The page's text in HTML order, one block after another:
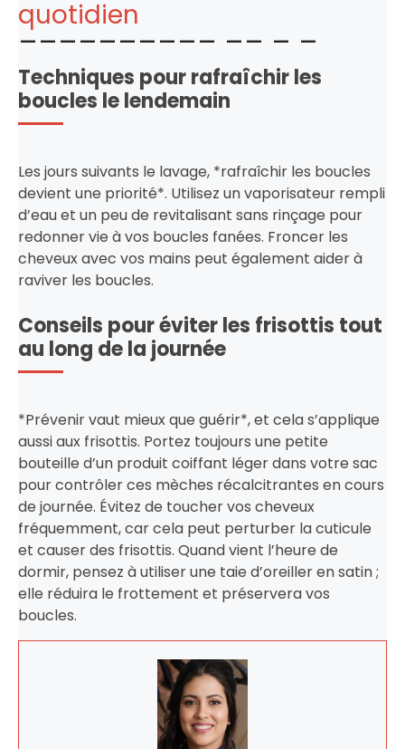
quotidien
Techniques pour rafraîchir les
boucles le lendemain
Les jours suivants le lavage, *rafraîchir les boucles
devient une priorité*. Utilisez un vaporisateur rempli
d’eau et un peu de revitalisant sans rinçage pour
redonner vie à vos boucles fanées. Froncer les
cheveux avec vos mains peut également aider à
raviver les boucles.
Conseils pour éviter les frisottis tout
au long de la journée
*Prévenir vaut mieux que guérir*, et cela s’applique
aussi aux frisottis. Portez toujours une petite
bouteille d’un produit coiffant léger dans votre sac
pour contrôler ces mèches récalcitrantes en cours
de journée. Évitez de toucher vos cheveux
fréquemment, car cela peut perturber la cuticule
et causer des frisottis. Quand vient l’heure de
dormir, pensez à utiliser une taie d’oreiller en satin ;
elle réduira le frottement et préservera vos
boucles.